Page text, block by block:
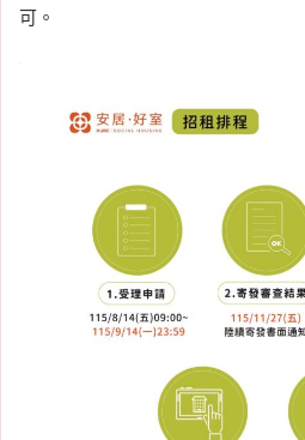
312
桃園
Tag: 桃
時間, 桃
桃園社宅
社會住宅
2026-
包：
補貼
可。